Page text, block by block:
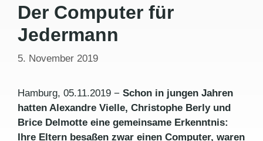
Der Computer für
Jedermann
5. November 2019
Hamburg, 05.11.2019 − Schon in jungen Jahren
hatten Alexandre Vielle, Christophe Berly und
Brice Delmotte eine gemeinsame Erkenntnis:
Ihre Eltern besaßen zwar einen Computer, waren